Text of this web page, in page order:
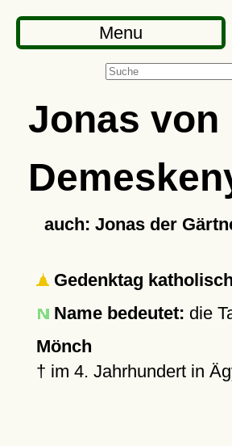
Menu
Jonas von
auch: Jonas der
Gedenktag
Name bedeutet: die
Mönch
† im 4. Jahrhundert in